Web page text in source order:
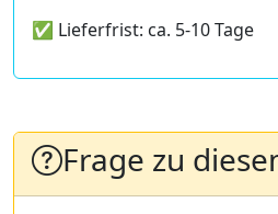
✅ Lieferfrist: ca. 5-10 Tage
Frage zu